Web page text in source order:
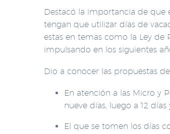
Destacó la importancia de que
tengan que utilizar días de
estas en temas como la Ley
impulsando en los siguientes
Dio a conocer las propuestas
En atención a las Micro y
nueve días, luego a 12
El que se tomen los días